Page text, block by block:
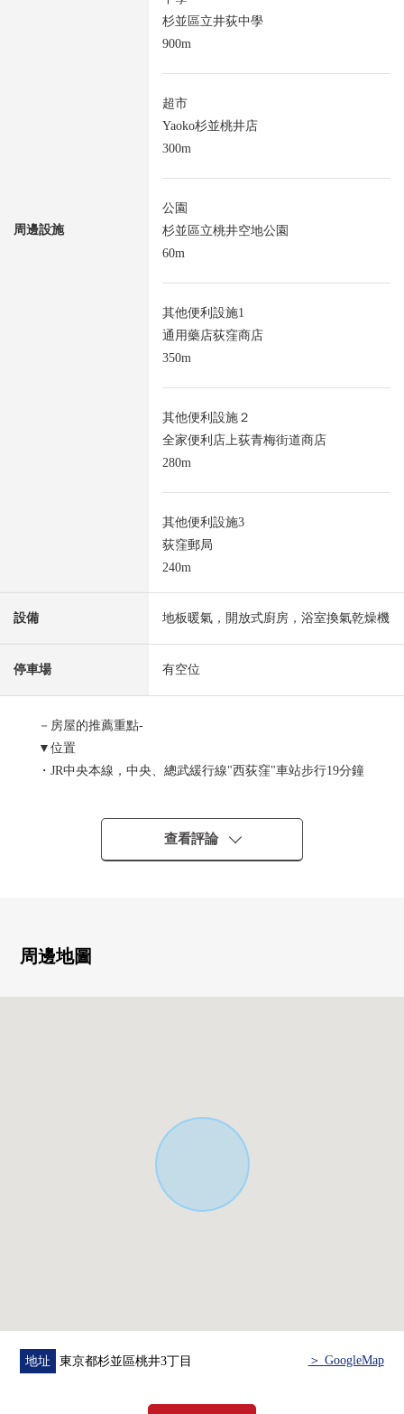
周邊設施
杉並區立井荻中學
900m
超市
Yaoko杉並桃井店
300m
公園
杉並區立桃井空地公園
60m
其他便利設施1
通用藥店荻窪商店
350m
其他便利設施２
全家便利店上荻青梅街道商店
280m
其他便利設施3
荻窪郵局
240m
設備 地板暖氣，開放式廚房，浴室換氣乾燥機
停車場 有空位
－房屋的推薦重點-
▼位置
・JR中央本線，中央、總武緩行線"西荻窪"車站步行19分鐘
・2026年8月完成計劃的新建透天房
・東南角地
・到Yaoko杉並桃井店約300m(步行4分鐘)
・到杉並區立桃井空地公園約60m(步行1分鐘)
查看評論
周邊地圖
地址 東京都杉並區桃井3丁目 ＞ GoogleMap